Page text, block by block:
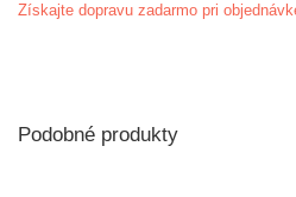
Získajte dopravu zadarmo pri
Podobné produkty